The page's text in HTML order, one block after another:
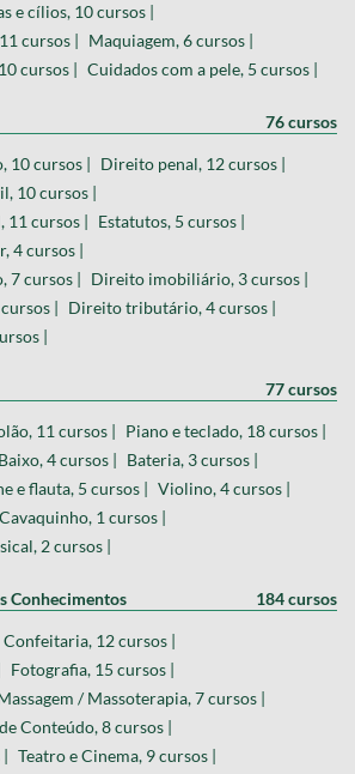
e cílios, 10 cursos |
cursos |
Maquiagem, 6 cursos |
cursos |
Cuidados com a pele, 5 cursos |
76 cursos
cursos |
Direito penal, 12 cursos |
10 cursos |
cursos |
Estatutos, 5 cursos |
4 cursos |
cursos |
Direito imobiliário, 3 cursos |
|
Direito tributário, 4 cursos |
|
77 cursos
11 cursos |
Piano e teclado, 18 cursos |
Baixo, 4 cursos |
Bateria, 3 cursos |
e flauta, 5 cursos |
Violino, 4 cursos |
Cavaquinho, 1 cursos |
2 cursos |
Conhecimentos 184 cursos
Confeitaria, 12 cursos |
Fotografia, 15 cursos |
/ Massoterapia, 7 cursos |
Conteúdo, 8 cursos |
Teatro e Cinema, 9 cursos |